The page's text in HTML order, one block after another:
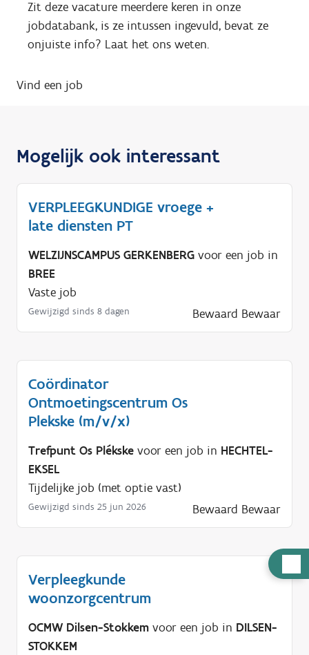
u
Zit deze vacature meerdere keren in onze
jobdatabank, is ze intussen ingevuld, bevat ze
onjuiste info? Laat het ons weten.
Vind een job
Mogelijk ook interessant
VERPLEEGKUNDIGE vroege +
late diensten PT
WELZIJNSCAMPUS GERKENBERG voor een job in
BREE
Vaste job
Gewijzigd sinds 8 dagen Bewaard Bewaar
Coördinator
Ontmoetingscentrum Os
Plekske (m/v/x)
Trefpunt Os Plékske voor een job in HECHTEL-
EKSEL
Tijdelijke job (met optie vast)
Gewijzigd sinds 25 jun 2026 Bewaard Bewaar
Verpleegkunde
woonzorgcentrum
OCMW Dilsen-Stokkem voor een job in DILSEN-
STOKKEM